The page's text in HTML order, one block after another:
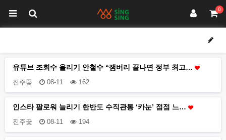
0
유튜브 조회수 올리기 안철수 “잼버리 끝나면 정부 최고…
진주꽃 08-11 162
인스타 팔로워 늘리기 한반도 수직관통 ‘카눈’ 점점 느…
진주꽃 08-11 194